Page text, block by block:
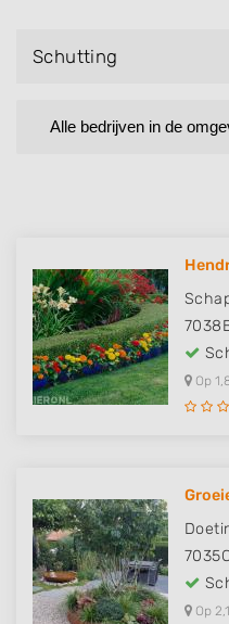
Schutting
Alle bedrijven in de
Op
Op